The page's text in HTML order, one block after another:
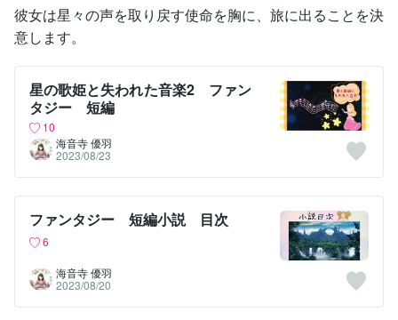
彼女は星々の声を取り戻す使命を胸に、旅に出ることを決
意します。
星の歌姫と失われた音楽2 ファン
タジー 短編
10
海音寺 優羽
2023/08/23
ファンタジー 短編小説 目次
6
海音寺 優羽
2023/08/20